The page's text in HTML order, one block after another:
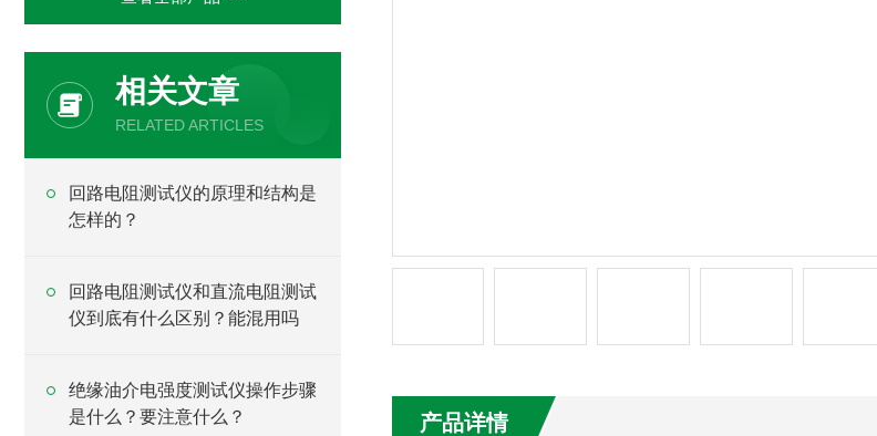
相关文章
RELATED ARTICLES
回路电阻测试仪的原理和结构是
怎样的？
回路电阻测试仪和直流电阻测试
仪到底有什么区别？能混用吗
绝缘油介电强度测试仪操作步骤
是什么？要注意什么？
产品详情